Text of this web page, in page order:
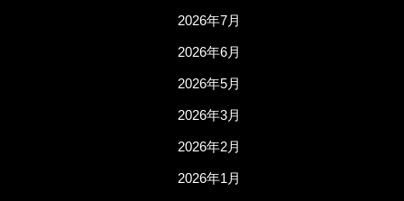
2026年7月
2026年6月
2026年5月
2026年3月
2026年2月
2026年1月